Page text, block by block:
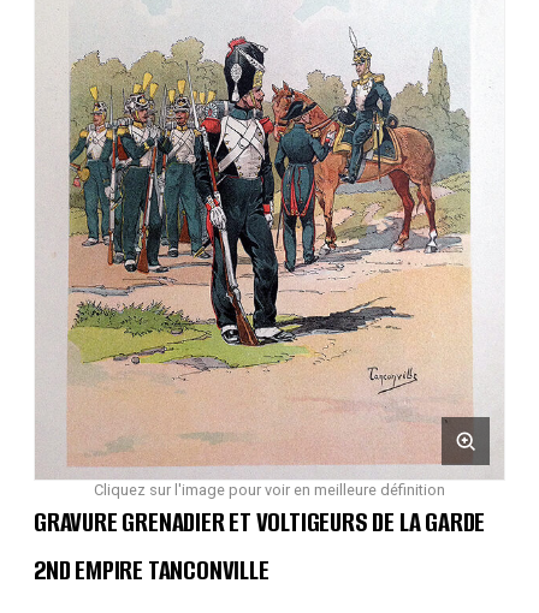
Cliquez sur l'image pour voir en meilleure définition
GRAVURE GRENADIER ET VOLTIGEURS DE LA GARDE
2ND EMPIRE TANCONVILLE